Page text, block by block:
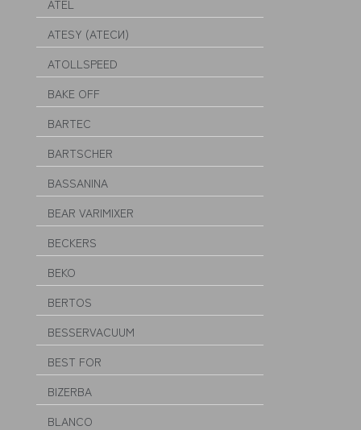
ATEL
ATESY (АТЕСИ)
ATOLLSPEED
BAKE OFF
BARTEC
BARTSCHER
BASSANINA
BEAR VARIMIXER
BECKERS
BEKO
BERTOS
BESSERVACUUM
BEST FOR
BIZERBA
BLANCO